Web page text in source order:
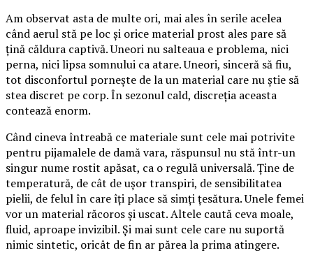
Am observat asta de multe ori, mai ales în serile acelea
când aerul stă pe loc și orice material prost ales pare să
țină căldura captivă. Uneori nu salteaua e problema, nici
perna, nici lipsa somnului ca atare. Uneori, sinceră să fiu,
tot disconfortul pornește de la un material care nu știe să
stea discret pe corp. În sezonul cald, discreția aceasta
contează enorm.
Când cineva întreabă ce materiale sunt cele mai potrivite
pentru pijamalele de damă vara, răspunsul nu stă într-un
singur nume rostit apăsat, ca o regulă universală. Ține de
temperatură, de cât de ușor transpiri, de sensibilitatea
pielii, de felul în care îți place să simți țesătura. Unele femei
vor un material răcoros și uscat. Altele caută ceva moale,
fluid, aproape invizibil. Și mai sunt cele care nu suportă
nimic sintetic, oricât de fin ar părea la prima atingere.